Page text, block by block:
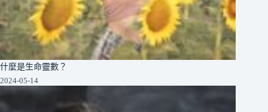
什麼是生命靈數？
2024-05-14